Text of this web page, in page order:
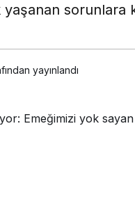
sorunlara
yayınlandı